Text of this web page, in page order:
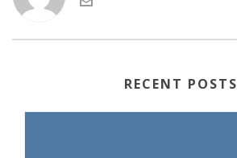
RECENT POSTS